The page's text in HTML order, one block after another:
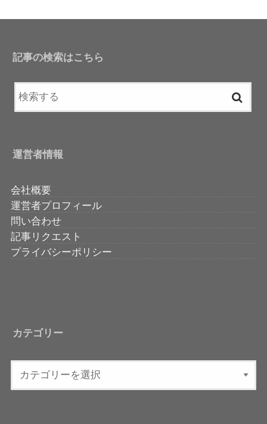
記事の検索はこちら
運営者情報
会社概要
運営者プロフィール
問い合わせ
記事リクエスト
プライバシーポリシー
カテゴリー